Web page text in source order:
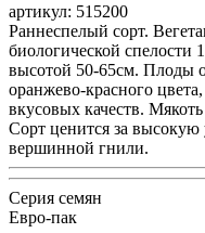
артикул: 515200
Раннеспелый сорт.
биологической спелости
высотой 50-65см. Плоды
оранжево-красного
вкусовых качеств.
Сорт ценится за высокую
вершинной гнили.
Серия семян
Евро-пак